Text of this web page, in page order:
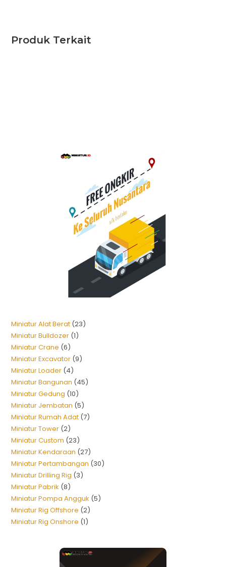
Produk Terkait
Miniatur Alat Berat 23
Miniatur Bulldozer 1
Miniatur Crane 6
Miniatur Excavator 9
Miniatur Loader 4
Miniatur Bangunan 45
Miniatur Gedung 10
Miniatur Jembatan 5
Miniatur Rumah Adat 7
Miniatur Tower 2
Miniatur Custom 23
Miniatur Kendaraan 27
Miniatur Pertambangan 30
Miniatur Drilling Rig 3
Miniatur Pabrik 8
Miniatur Pompa Angguk 5
Miniatur Rig Offshore 2
Miniatur Rig Onshore 1